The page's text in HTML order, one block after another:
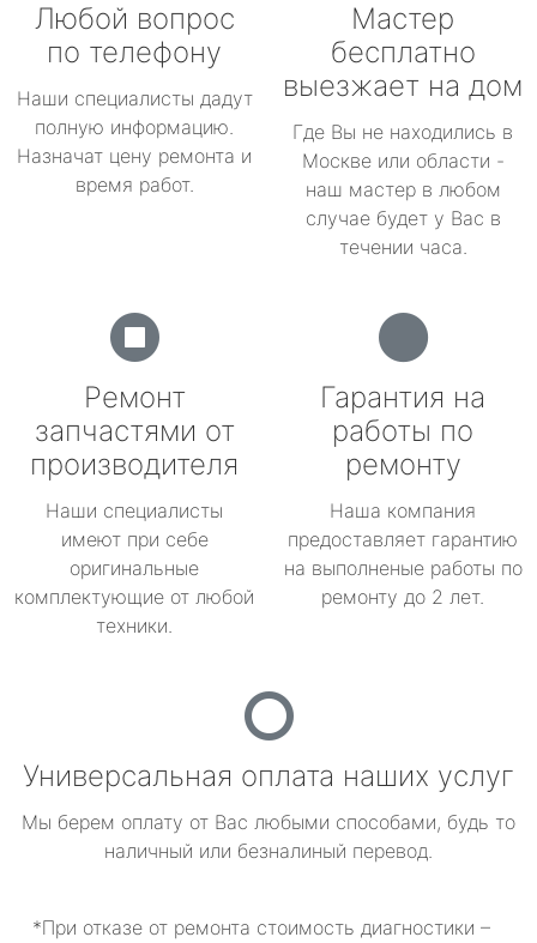
Любой вопрос
по телефону
Наши специалисты дадут
полную информацию.
Назначат цену ремонта и
время работ.
Мастер
бесплатно
выезжает на дом
Где Вы не находились в
Москве или области -
наш мастер в любом
случае будет у Вас в
течении часа.
Ремонт
запчастями от
производителя
Наши специалисты
имеют при себе
оригинальные
комплектующие от любой
техники.
Гарантия на
работы по
ремонту
Наша компания
предоставляет гарантию
на выполненые работы по
ремонту до 2 лет.
Универсальная оплата наших услуг
Мы берем оплату от Вас любыми способами, будь то
наличный или безналиный перевод.
*При отказе от ремонта стоимость диагностики –